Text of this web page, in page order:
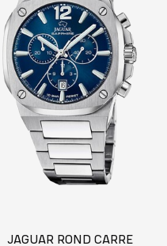
JAGUAR ROND CARRE